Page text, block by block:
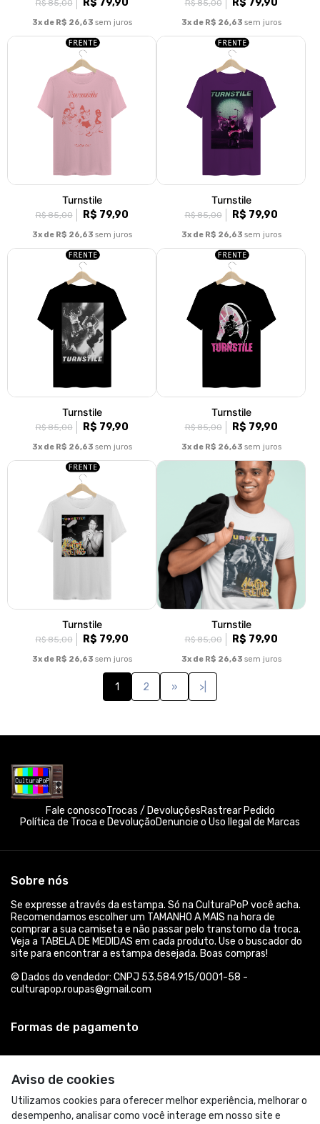
R$ 85,00 R$ 79,90
3x de R$ 26,63 sem juros
R$ 85,00 R$ 79,90
3x de R$ 26,63 sem juros
Turnstile
R$ 85,00 R$ 79,90
3x de R$ 26,63 sem juros
Turnstile
R$ 85,00 R$ 79,90
3x de R$ 26,63 sem juros
Turnstile
R$ 85,00 R$ 79,90
3x de R$ 26,63 sem juros
Turnstile
R$ 85,00 R$ 79,90
3x de R$ 26,63 sem juros
Turnstile
R$ 85,00 R$ 79,90
3x de R$ 26,63 sem juros
Turnstile
R$ 85,00 R$ 79,90
3x de R$ 26,63 sem juros
1 2 » >|
Aviso de cookies
Utilizamos cookies para oferecer melhor experiência, melhorar o
desempenho, analisar como você interage em nosso site e
Fale conoscoTrocas / DevoluçõesRastrear Pedido
Política de Troca e DevoluçãoDenuncie o Uso Ilegal de Marcas
Sobre nós
Se expresse através da estampa. Só na CulturaPoP você acha.
Recomendamos escolher um TAMANHO A MAIS na hora de
comprar a sua camiseta e não passar pelo transtorno da troca.
Veja a TABELA DE MEDIDAS em cada produto. Use o buscador do
site para encontrar a estampa desejada. Boas compras!
© Dados do vendedor: CNPJ 53.584.915/0001-58 -
culturapop.roupas@gmail.com
Formas de pagamento